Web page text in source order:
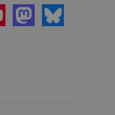
Mastodon
Bluesky